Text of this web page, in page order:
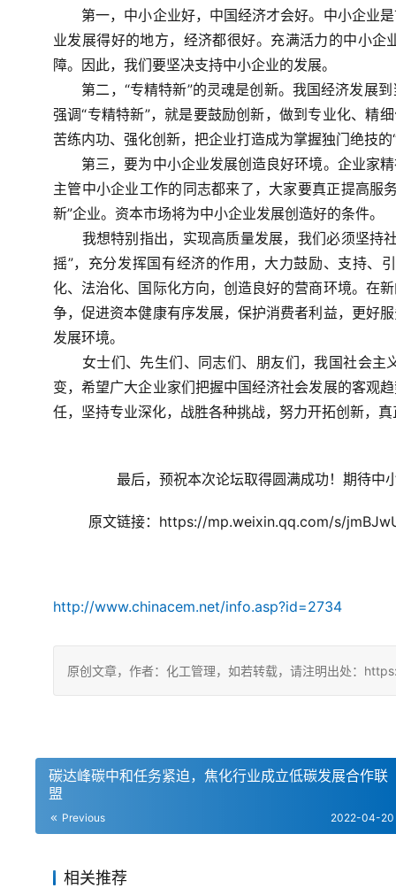
第一，中小企业好，中国经济才会好。 中小企业
业发展得好的地方，经济都很好。充满活力的中小
障。因此，我们要坚决支持中小企业的发展。
第二，“专精特新”的灵魂是创新。 我国经济发展
强调“专精特新”，就是要鼓励创新，做到专业化、精
苦练内功、强化创新，把企业打造成为掌握独门绝技的
第三，要为中小企业发展创造良好环境。 企业家
主管中小企业工作的同志都来了，大家要真正提高服
新”企业。资本市场将为中小企业发展创造好的条件。
我想特别指出，实现高质量发展，我们必须坚持
摇”，充分发挥国有经济的作用，大力鼓励、支持、
化、法治化、国际化方向，创造良好的营商环境。在
争，促进资本健康有序发展，保护消费者利益，更好
发展环境。
女士们、先生们、同志们、朋友们，我国社会主
变，希望广大企业家们把握中国经济社会发展的客观
任，坚持专业深化，战胜各种挑战，努力开拓创新，
最后，预祝本次论坛取得圆满成功！期待中
原文链接：https://mp.weixin.qq.com/s/
http://www.chinacem.net/info.asp?id=2734
原创文章，作者：化工管理，如若转载，请注明出处：
碳达峰碳中和任务紧迫，焦化行业成立低碳发展合作联
盟
Previous 2022-04-20
相关推荐